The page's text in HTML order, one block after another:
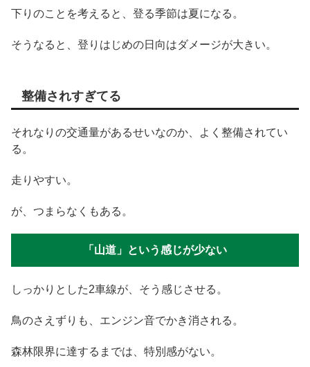
下りのことを考えると、登る季節は夏になる。
そうなると、登りはじめの日向はダメージが大きい。
整備されすぎてる
それなりの交通量があるせいなのか、よく整備されてい
る。
走りやすい。
が、つまらなくもある。
「山道」という感じが少ない
しっかりとした2車線が、そう感じさせる。
鳥のさえずりも、エンジン音でかき消される。
森林限界に達するまでは、特別感がない。